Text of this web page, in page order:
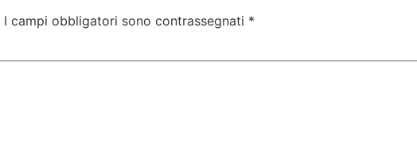
I campi obbligatori sono contrassegnati *